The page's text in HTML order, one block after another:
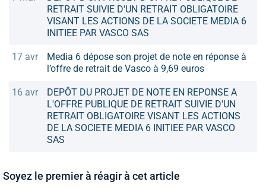
RETRAIT SUIVIE D'UN RETRAIT OBLIGATOIRE
VISANT LES ACTIONS DE LA SOCIETE MEDIA 6
INITIEE PAR VASCO SAS
17 avr
Media 6 dépose son projet de note en réponse à
l’offre de retrait de Vasco à 9,69 euros
16 avr
DEPÔT DU PROJET DE NOTE EN REPONSE A
L'OFFRE PUBLIQUE DE RETRAIT SUIVIE D'UN
RETRAIT OBLIGATOIRE VISANT LES ACTIONS
DE LA SOCIETE MEDIA 6 INITIEE PAR VASCO
SAS
Soyez le premier à réagir à cet article